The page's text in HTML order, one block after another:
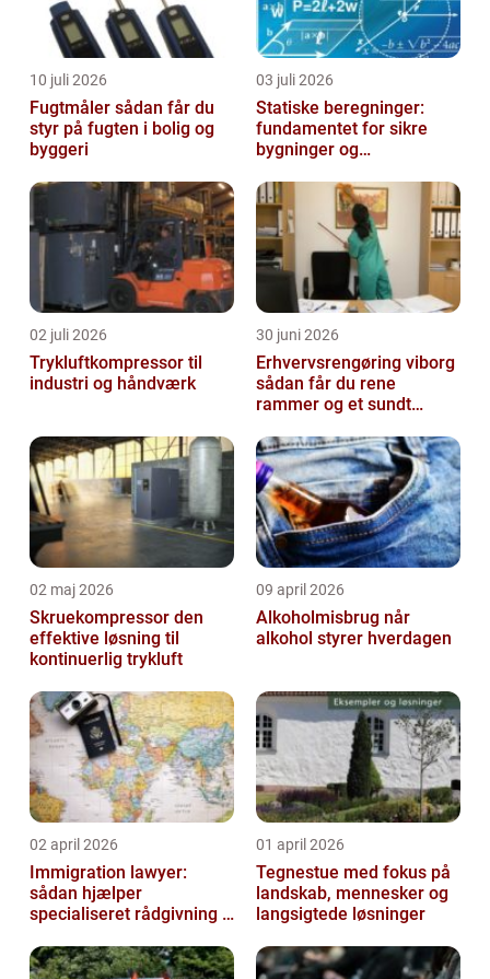
10 juli 2026
Fugtmåler sådan får du
styr på fugten i bolig og
byggeri
03 juli 2026
Statiske beregninger:
fundamentet for sikre
bygninger og
02 juli 2026
Trykluftkompressor til
industri og håndværk
30 juni 2026
Erhvervsrengøring viborg
sådan får du rene
rammer og et sundt
02 maj 2026
Skruekompressor den
effektive løsning til
kontinuerlig trykluft
09 april 2026
Alkoholmisbrug når
alkohol styrer hverdagen
02 april 2026
Immigration lawyer:
sådan hjælper
specialiseret rådgivning i
01 april 2026
Tegnestue med fokus på
landskab, mennesker og
langsigtede løsninger